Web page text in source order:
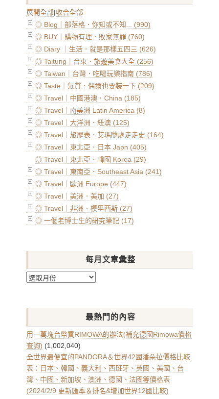
展開全部|收合全部
◎ Blog｜部落格．你知或不知... (990)
◎ BUY｜購物有理．敗家無罪 (760)
◎ Diary ｜生活．就是那樣五四三 (626)
◎ Taitung｜台東．旅遊美食大全 (256)
◎ Taiwan｜台灣．吃喝玩樂指南 (786)
◎ Taste｜氣質．偶爾也要裝一下 (209)
◎ Travel｜中國港澳．China (185)
◎ Travel｜南美洲 Latin America (8)
◎ Travel｜大洋洲．紐澳 (125)
◎ Travel｜旅歷表．艾瑪隨處走走史 (164)
◎ Travel｜東北亞．日本 Japn (405)
◎ Travel｜東北亞．韓國 Korea (29)
◎ Travel｜東南亞．Southeast Asia (241)
◎ Travel｜歐洲 Europe (447)
◎ Travel｜美洲．美加 (27)
◎ Travel｜非洲．模里西斯 (27)
◎ 一個老博士生的研究筆記 (17)
每月文章彙整
每
章
整
最熱門的內容
用一萬塊台幣買RIMOWA的辦法(補充德國Rimowa價格
查詢) (1,002,040)
全世界最便宜的PANDORA＆世界42國潘朵拉價格比較
表：日本、韓國、義大利、西班牙、英國、美國、台
灣、中國、新加坡、澳洲、德國、法國等價格表
(2024/2/9 更新匯率＆排名&增加世界12國比較)